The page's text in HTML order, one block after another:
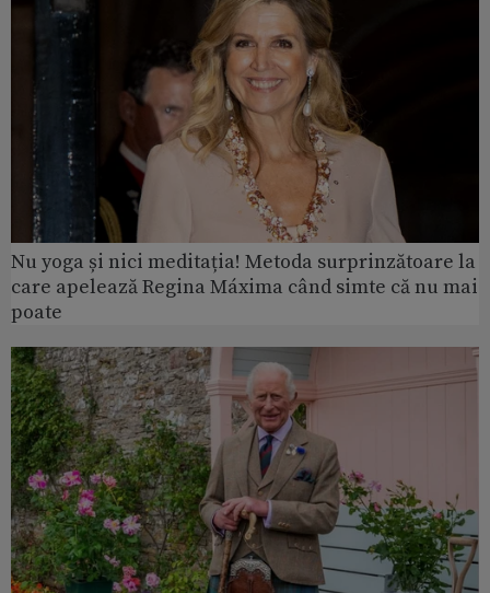
Nu yoga și nici meditația! Metoda surprinzătoare la
care apelează Regina Máxima când simte că nu mai
poate